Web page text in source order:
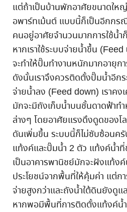
แต่ถ้าเป็นบ้านพักอาศัยขนาดใ
อพาร์ทเม้นต์ แบบนี้ก็เป็นอีกกร
คนอยู่อาศัยจำนวนมากการใช้น้
หากเราใช้ระบบจ่ายน้ำขึ้น
จะทำให้ปั๊มทำงานหนักมากอายุก
ดังนั้นเราจึงควรติดตั้งปั๊มน้ำอีก
จ่ายน้ำลง (Feed down) เราคง
มักจะมีถังเก็บน้ำบนชั้นดาดฟ้าท
ล่างๆ โดยอาศัยแรงดึงดูดของโ
ดันเพิ่มขึ้น ระบบนี้ก็ไม่ซับซ้อนค
แท้งค์และปั๊มน้ำ 2 ตัว แท้งค์น้ำ
เป็นอาคารพานิชย์มักจะฝังแท้งค์
ประโยชน์จากพื้นที่ให้คุ้มค่า แต่ก
จ่ายสูงกว่าและถังนํ้าใต้ดินยังดู
หากพอมีพื้นที่การติดตั้งแท้งค์น้